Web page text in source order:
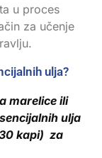
u proces
za učenje
ulja?
marelice ili
ulja
kapi) za